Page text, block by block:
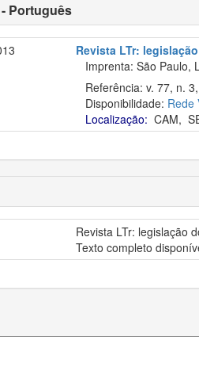
Português
Revista LTr:
Imprenta: São Paulo,
Referência: v. 77, n.
Disponibilidade: Rede
Localização: CAM,
Revista LTr: legislação
Texto completo